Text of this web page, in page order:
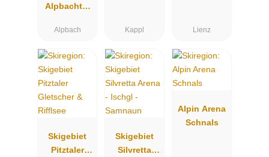
Alpbachtal
u
Alpbach Kappl Lienz
Skigebiet
Pitztaler
Skigebiet
Silvretta
Alpin Arena
Schnals